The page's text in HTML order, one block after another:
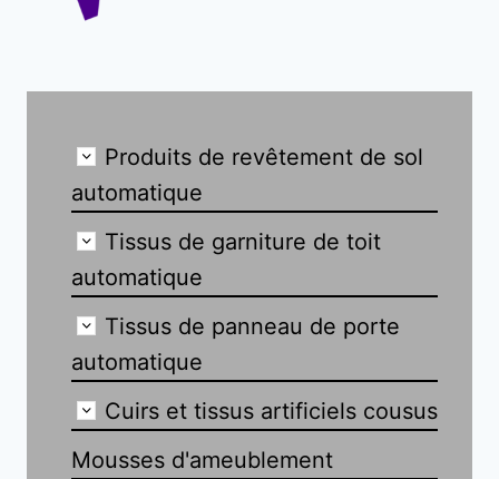
Produits de revêtement de sol
automatique
Tissus de garniture de toit
automatique
Tissus de panneau de porte
automatique
Cuirs et tissus artificiels cousus
Mousses d'ameublement